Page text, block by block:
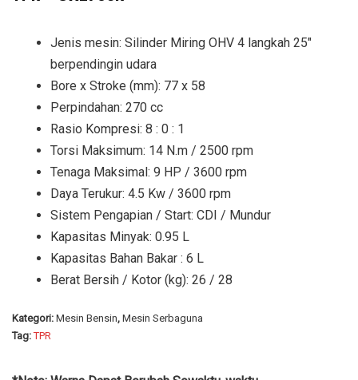
Jenis mesin: Silinder Miring OHV 4 langkah 25″
berpendingin udara
Bore x Stroke (mm): 77 x 58
Perpindahan: 270 cc
Rasio Kompresi: 8 : 0 : 1
Torsi Maksimum: 14 N.m / 2500 rpm
Tenaga Maksimal: 9 HP / 3600 rpm
Daya Terukur: 4.5 Kw / 3600 rpm
Sistem Pengapian / Start: CDI / Mundur
Kapasitas Minyak: 0.95 L
Kapasitas Bahan Bakar : 6 L
Berat Bersih / Kotor (kg): 26 / 28
Kategori: Mesin Bensin, Mesin Serbaguna
Tag:TPR